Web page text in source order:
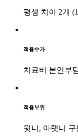
평생 치아 2개
적용수가
치료비 본인부
적용부위
윗니, 아랫니